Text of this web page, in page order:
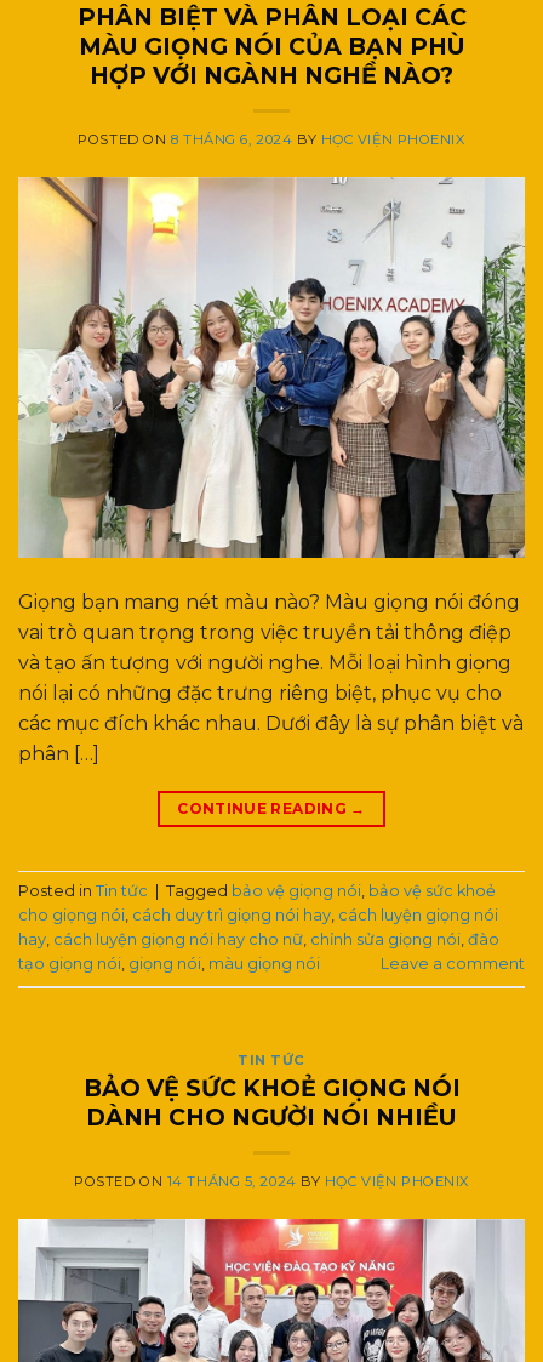
PHÂN BIỆT VÀ PHÂN LOẠI CÁC
MÀU GIỌNG NÓI CỦA BẠN PHÙ
HỢP VỚI NGÀNH NGHỀ NÀO?
POSTED ON 8 THÁNG 6, 2024 BY HỌC VIỆN PHOENIX
Giọng bạn mang nét màu nào? Màu giọng nói đóng
vai trò quan trọng trong việc truyền tải thông điệp
và tạo ấn tượng với người nghe. Mỗi loại hình giọng
nói lại có những đặc trưng riêng biệt, phục vụ cho
các mục đích khác nhau. Dưới đây là sự phân biệt và
phân […]
CONTINUE READING →
Posted in Tin tức Tagged bảo vệ giọng nói, bảo vệ sức khoẻ
cho giọng nói, cách duy trì giọng nói hay, cách luyện giọng nói
hay, cách luyện giọng nói hay cho nữ, chỉnh sửa giọng nói, đào
tạo giọng nói, giọng nói, màu giọng nói Leave a comment
TIN TỨC
BẢO VỆ SỨC KHOẺ GIỌNG NÓI
DÀNH CHO NGƯỜI NÓI NHIỀU
POSTED ON 14 THÁNG 5, 2024 BY HỌC VIỆN PHOENIX